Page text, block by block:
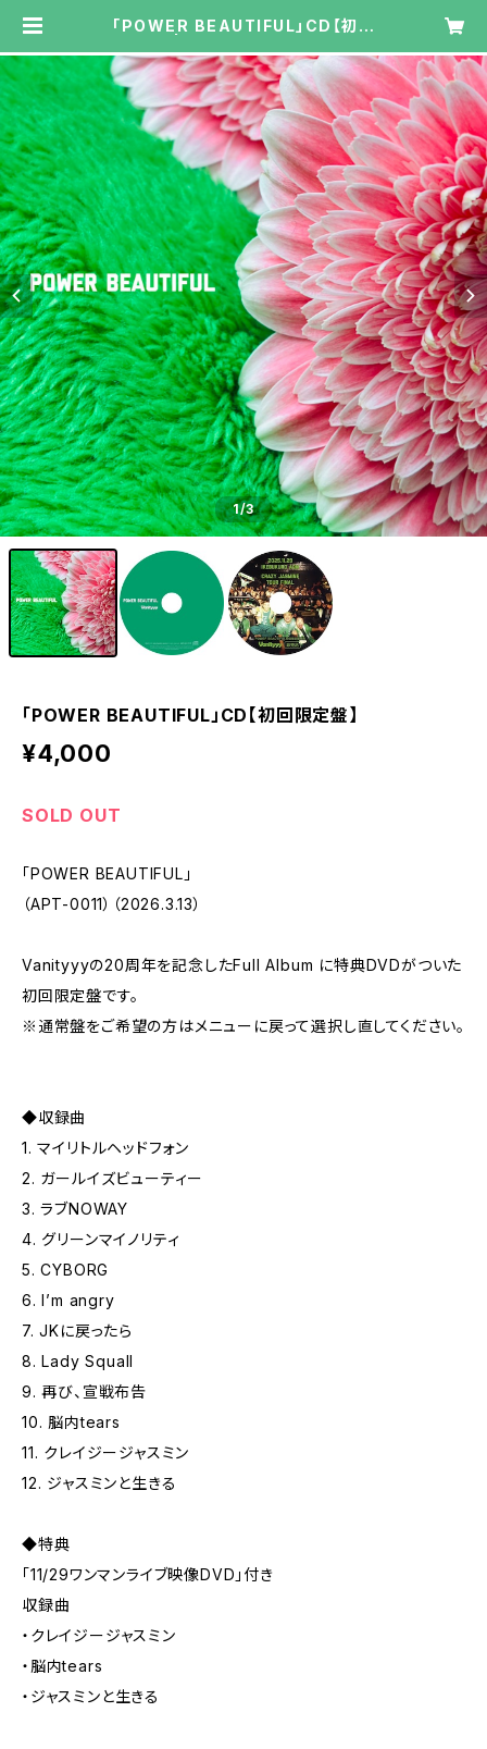
「POWER BEAUTIFUL」CD【初回
1/3
「POWER BEAUTIFUL」CD【初回限定盤】
¥4,000
SOLD OUT
「POWER BEAUTIFUL」
（APT-0011）（2026.3.13）
Vanityyyの20周年を記念したFull Album に特典DVDがついた
初回限定盤です。
※通常盤をご希望の方はメニューに戻って選択し直してください。
◆収録曲
1. マイリトルヘッドフォン
2. ガールイズビューティー
3. ラブNOWAY
4. グリーンマイノリティ
5. CYBORG
6. I’m angry
7. JKに戻ったら
8. Lady Squall
9. 再び、宣戦布告
10. 脳内tears
11. クレイジージャスミン
12. ジャスミンと生きる
◆特典
「11/29ワンマンライブ映像DVD」付き
収録曲
・クレイジージャスミン
・脳内tears
・ジャスミンと生きる